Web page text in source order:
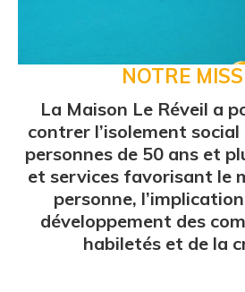
NOTRE
La Maison Le Réveil a
contrer l’isolement
personnes de 50 ans et
et services favorisant le
personne,
développement des
habiletés et de la